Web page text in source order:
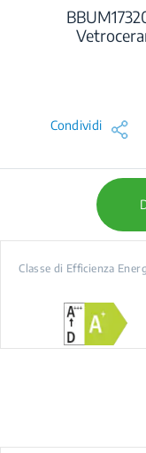
Condividi
Classe di Efficienza